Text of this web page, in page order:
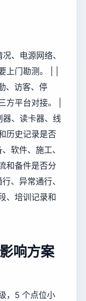
、电源网络、
上门勘测。 | |
、访客、停
方平台对接。 |
器、读卡器、线
历史记录是否
软件、施工、
和备件是否分
、异常通行、
、培训记录和
响方案
，5 个点位小